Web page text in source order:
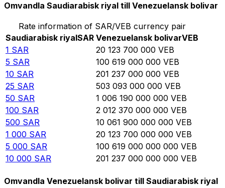
Omvandla Saudiarabisk riyal till Venezuelansk bolivar
Rate information of SAR/VEB currency pair
Saudiarabisk riyalSAR Venezuelansk bolivarVEB
1 SAR 20 123 700 000 VEB
5 SAR 100 619 000 000 VEB
10 SAR 201 237 000 000 VEB
25 SAR 503 093 000 000 VEB
50 SAR 1 006 190 000 000 VEB
100 SAR 2 012 370 000 000 VEB
500 SAR 10 061 900 000 000 VEB
1 000 SAR 20 123 700 000 000 VEB
5 000 SAR 100 619 000 000 000 VEB
10 000 SAR 201 237 000 000 000 VEB
Omvandla Venezuelansk bolivar till Saudiarabisk riyal